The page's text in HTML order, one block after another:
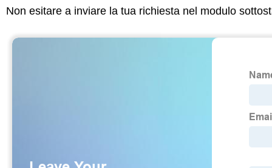
Non esitare a inviare la tua richiesta nel modulo